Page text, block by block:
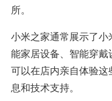
所。
小米之家通常展示了
能家居设备、智能穿
可以在店内亲自体验
息和技术支持。